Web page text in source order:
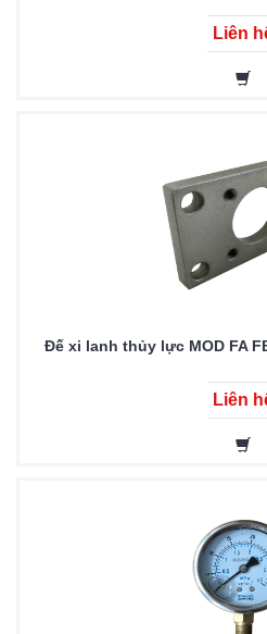
Liên
Đế xi lanh thủy lực MOD FA
Liên